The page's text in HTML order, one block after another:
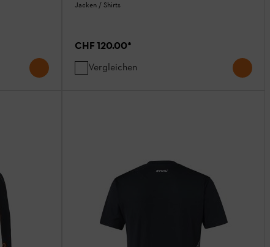
Jacken / Shirts
CHF 120.00*
Vergleichen